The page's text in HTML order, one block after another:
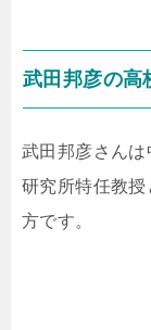
武田邦彦の高
武田邦彦さん
研究所特任教授
方です。